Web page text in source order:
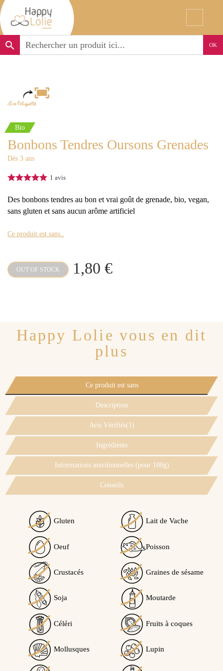
search OK
Bio
Bonbons Tendres Oursons Grenades
Dès 3 ans
1 avis
Des bonbons tendres au bon et vrai goût de grenade, bio, vegan,
sans gluten et sans aucun arôme artificiel
Ce produit est sans..
OUT OF STOCK 1,80 €
Happy Lolie vous en dit
plus
Ce produit est sans
Description
Avis Vérifiés(1)
Ingrédients
Informations nutritionnelles (pour 100g)
Conseils
Voir l'attestation de confiance
Avis soumis à un contrôle
/5
avis client(s)
Trier l'affichage des avis :
Gluten Lait de Vache
Oeuf Poisson
Crustacés Graines de sésame
Soja Moutarde
Céléri Fruits à coques
Mollusques Lupin